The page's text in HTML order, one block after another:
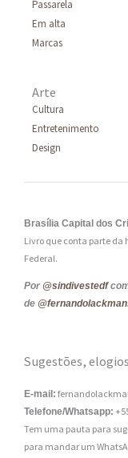
Passarela
Em alta
Marcas
Arte
Cultura
Entretenimento
Design
Brasília Capital dos
Livro que conta parte da
Federal.
Por @sindivestedf
de @fernandolackman
Sugestões,
E-mail:
Telefone/Whatsapp:
Tem uma pauta para
para mandar um